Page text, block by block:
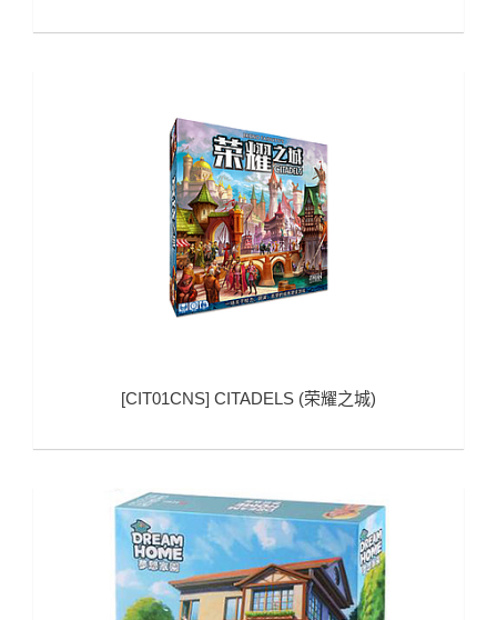
[CIT01CNS] CITADELS (荣耀之城)